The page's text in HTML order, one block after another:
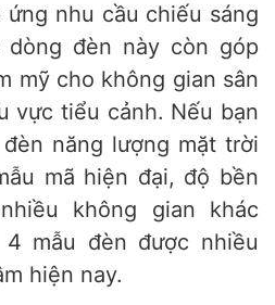
nhu cầu chiếu sáng
dòng đèn này còn góp
mỹ cho không gian sân
vực tiểu cảnh. Nếu bạn
năng lượng mặt trời
mã hiện đại, độ bền
không gian khác
mẫu đèn được nhiều
hiện nay.